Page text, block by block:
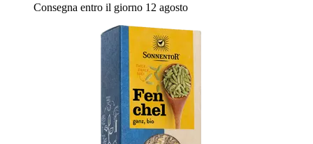
Consegna entro il giorno 12 agosto